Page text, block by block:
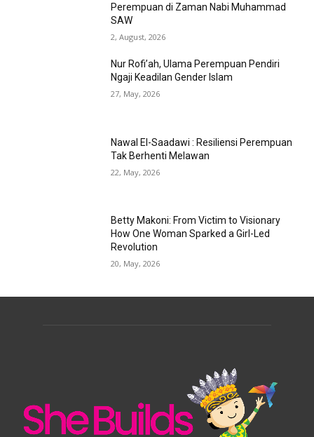
Perempuan di Zaman Nabi Muhammad
SAW
2, August, 2026
Nur Rofi’ah, Ulama Perempuan Pendiri
Ngaji Keadilan Gender Islam
27, May, 2026
Nawal El-Saadawi : Resiliensi Perempuan
Tak Berhenti Melawan
22, May, 2026
Betty Makoni: From Victim to Visionary
How One Woman Sparked a Girl-Led
Revolution
20, May, 2026